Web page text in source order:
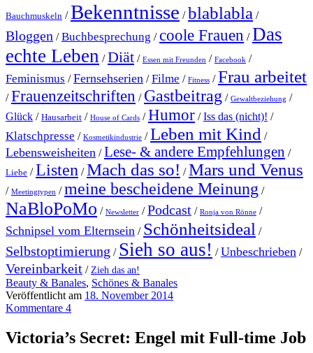
Bauchmuskeln /Bekenntnisse /blablabla /
Bloggen /Buchbesprechung /coole Frauen /Das
echte Leben /Diät / Essen mit Freunden / Facebook /
Feminismus /Fernsehserien /Filme / Fitness /Frau arbeitet
/Frauenzeitschriften / Gastbeitrag / Gewaltbeziehung /
Glück / Hausarbeit / House of Cards /Humor /Iss das (nicht)! /
Klatschpresse / Kosmetikindustrie /Leben mit Kind /
Lebensweisheiten /Lese- & andere Empfehlungen /
Liebe /Listen /Mach das so! /Mars und Venus
/ Meetingtypen /meine bescheidene Meinung /
NaBloPoMo / Newsletter /Podcast / Ronja von Rönne /
Schnipsel vom Elternsein / Schönheitsideal /
Selbstoptimierung / Sieh so aus! /Unbeschrieben /
Vereinbarkeit / Zieh das an!
Beauty & Banales, Schönes & Banales
Veröffentlicht am 18. November 2014
Kommentare 4
Victoria’s Secret: Engel mit Full-time Job